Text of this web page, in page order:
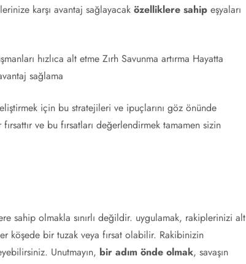
karşı avantaj sağlayacaközelliklere sahip eşyaları
hızlıca alt etme Zırh Savunma artırma Hayatta
sağlama
için bu stratejileri ve ipuçlarını göz önünde
ve bu fırsatları değerlendirmek tamamen sizin
sahip olmakla sınırlı değildir. uygulamak, rakiplerinizi alt
köşede bir tuzak veya fırsat olabilir. Rakibinizin
Unutmayın, bir adım önde olmak, savaşın